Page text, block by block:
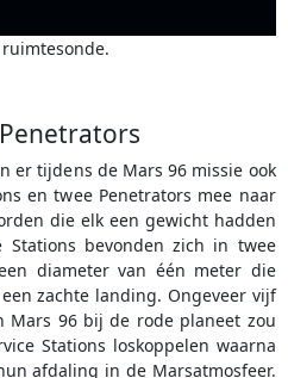
er tijdens de Mars 96 missie ook
en twee Penetrators mee naar
die elk een gewicht hadden
Stations bevonden zich in twee
diameter van één meter die
zachte landing. Ongeveer vijf
Mars 96 bij de rode planeet zou
Stations loskoppelen waarna
afdaling in de Marsatmosfeer.